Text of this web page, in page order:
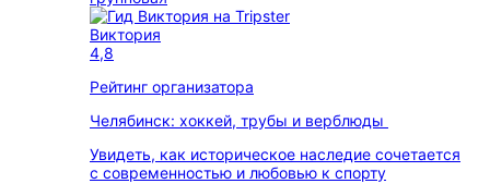
Виктория
4,8
Рейтинг организатора
Челябинск: хоккей, трубы и верблюды
Увидеть, как историческое наследие сочетается
с современностью и любовью к спорту